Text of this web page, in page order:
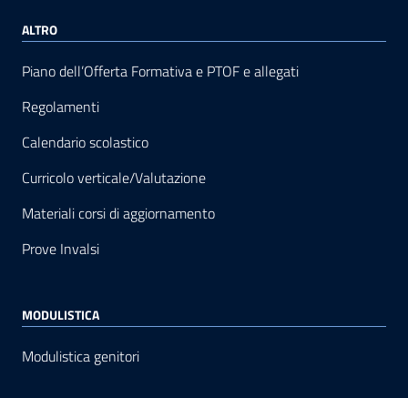
ALTRO
Piano dell’Offerta Formativa e PTOF e allegati
Regolamenti
Calendario scolastico
Curricolo verticale/Valutazione
Materiali corsi di aggiornamento
Prove Invalsi
MODULISTICA
Modulistica genitori